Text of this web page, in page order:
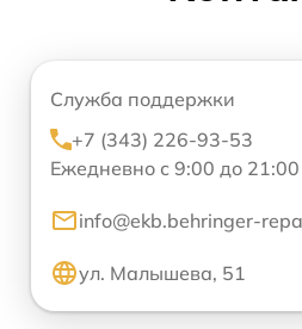
Служба поддержки
+7 (343) 226-93-53
Ежедневно с 9:00 до 21:00
info@ekb.behringer-
ул. Малышева, 51